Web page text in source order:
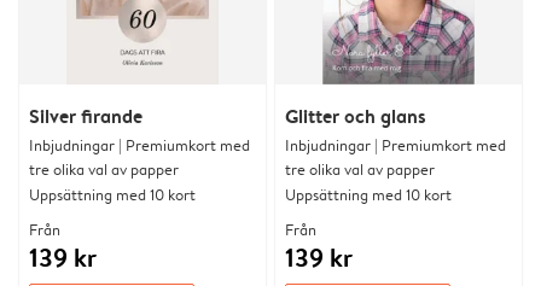
Silver firande
Inbjudningar | Premiumkort med
tre olika val av papper
Uppsättning med 10 kort
Från
139 kr
Glitter och glans
Inbjudningar | Premiumkort med
tre olika val av papper
Uppsättning med 10 kort
Från
139 kr